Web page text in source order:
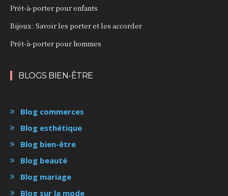
Prêt-à-porter pour enfants
Bijoux : Savoir les porter et les accorder
Prêt-à-porter pour hommes
BLOGS BIEN-ÊTRE
Blog commerces
Blog esthétique
Blog bien-être
Blog beauté
Blog mariage
Blog sur la mode